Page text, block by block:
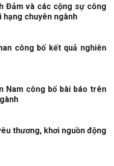
Đảm và các cộng sự công
chuyên ngành
công bố kết quả nghiên
Nam công bố bài báo trên
thương, khơi nguồn động